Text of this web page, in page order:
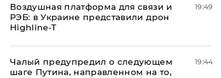
Воздушная платформа для связи и
РЭБ: в Украине представили дрон
Highline-T
19:49
Чалый предупредил о следующем
шаге Путина, направленном на то,
19:44